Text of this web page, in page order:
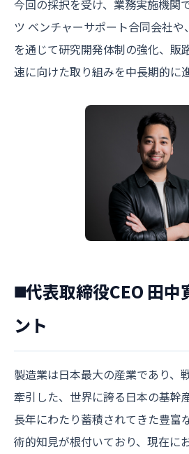
今回の採択を受け、業務実施機関
ツ ベンチャーサポート合同会社
を通じて研究開発体制の強化、販
速に向けた取り組みを中長期的に
◼️代表取締役CEO 田中
ント
製造業は日本最大の産業であり、
牽引した、世界に誇る日本の基幹
長年にわたり蓄積されてきた豊富
術的知見が根付いており、現在に